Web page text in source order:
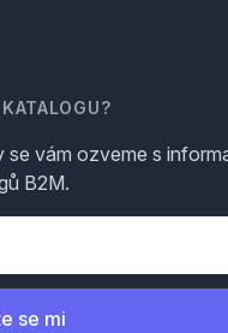
se vám ozveme s
B2M.
se mi